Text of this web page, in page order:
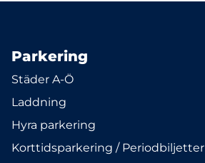
Parkering
Städer A-Ö
Laddning
Hyra parkering
Korttidsparkering / Periodbiljetter